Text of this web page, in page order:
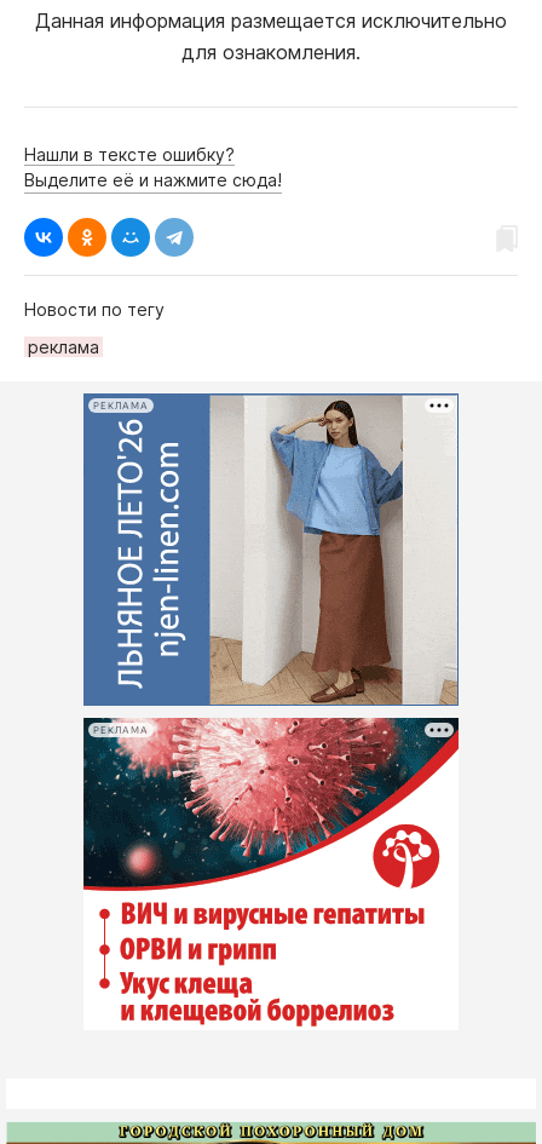
Данная информация размещается исключительно
для ознакомления.
Нашли в тексте ошибку?
Выделите её и нажмите сюда!
Новости по тегу
рeклама
РЕКЛАМА
РЕКЛАМА